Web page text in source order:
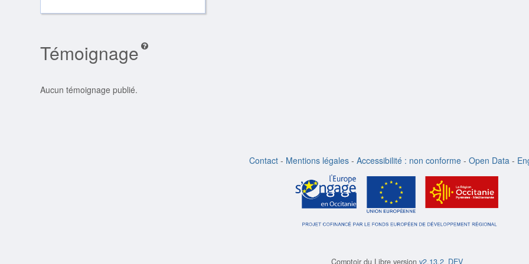
Témoignage
Aucun témoignage publié.
Contact - Mentions légales - Accessibilité : non conforme - Open Data -